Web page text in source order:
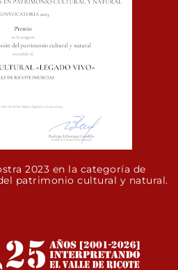
2023 en la categoría de
patrimonio cultural y natural.